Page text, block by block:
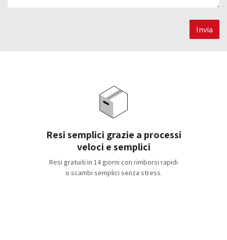
Invia
Resi semplici grazie a processi
veloci e semplici
Resi gratuiti in 14 giorni con rimborsi rapidi
o scambi semplici senza stress.